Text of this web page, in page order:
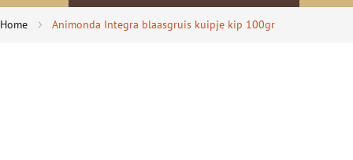
Home Animonda Integra blaasgruis kuipje kip 100gr